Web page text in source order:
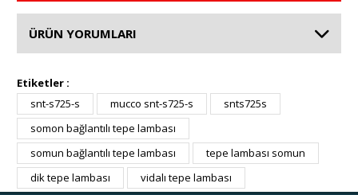
ÜRÜN YORUMLARI
Etiketler :
snt-s725-s
mucco snt-s725-s
snts725s
somon bağlantılı tepe lambası
somun bağlantılı tepe lambası
tepe lambası somun
dik tepe lambası
vidalı tepe lambası